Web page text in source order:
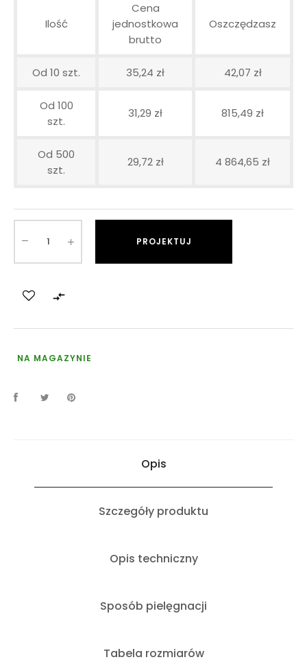
Ilość
Cena
jednostkowa
brutto
Oszczędzasz
Od 10 szt. 35,24 zł 42,07 zł
Od 100
szt.
31,29 zł 815,49 zł
Od 500
szt.
29,72 zł 4 864,65 zł
PROJEKTUJ

NA MAGAZYNIE
Opis
Szczegóły produktu
Opis techniczny
Sposób pielęgnacji
Tabela rozmiarów